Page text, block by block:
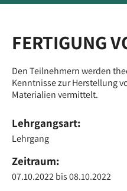
FERTIGUNG
Den Teilnehmern werden
Kenntnisse zur Herstellung
Materialien vermittelt.
Lehrgangsart:
Lehrgang
Zeitraum:
07.10.2022bis08.10.2022